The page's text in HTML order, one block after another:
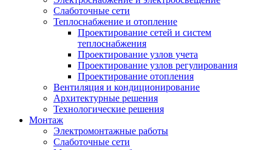
Слаботочные сети
Теплоснабжение и отопление
Проектирование сетей и систем
теплоснабжения
Проектирование узлов учета
Проектирование узлов регулирования
Проектирование отопления
Вентиляция и кондиционирование
Архитектурные решения
Технологические решения
Монтаж
Электромонтажные работы
Слаботочные сети